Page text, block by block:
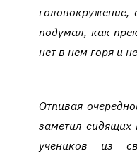
головокружение,
подумал, как
нет в нем горя и
Отпивая
заметил сидящих
учеников из